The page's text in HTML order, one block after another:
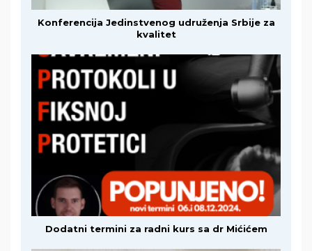
Konferencija Jedinstvenog udruženja Srbije za
kvalitet
Dodatni termini za radni kurs sa dr Mićićem